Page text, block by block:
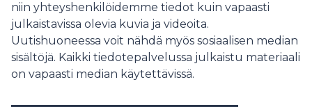
niin yhteyshenkilöidemme tiedot kuin vapaasti
julkaistavissa olevia kuvia ja videoita.
Uutishuoneessa voit nähdä myös sosiaalisen median
sisältöjä. Kaikki tiedotepalvelussa julkaistu materiaali
on vapaasti median käytettävissä.